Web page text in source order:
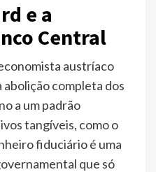
e a
Central
austríaco
completa dos
a um padrão
tangíveis, como o
fiduciário é uma
que só